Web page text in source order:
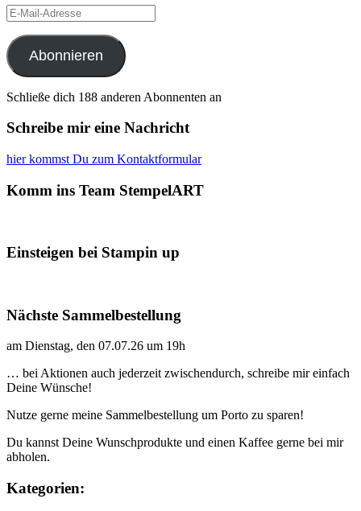
E-
Mail-
Adresse
Abonnieren
Schließe dich 188 anderen Abonnenten an
Schreibe mir eine Nachricht
hier kommst Du zum Kontaktformular
Komm ins Team StempelART
Einsteigen bei Stampin up
Nächste Sammelbestellung
am Dienstag, den 07.07.26 um 19h
… bei Aktionen auch jederzeit zwischendurch, schreibe mir einfach
Deine Wünsche!
Nutze gerne meine Sammelbestellung um Porto zu sparen!
Du kannst Deine Wunschprodukte und einen Kaffee gerne bei mir
abholen.
Kategorien: